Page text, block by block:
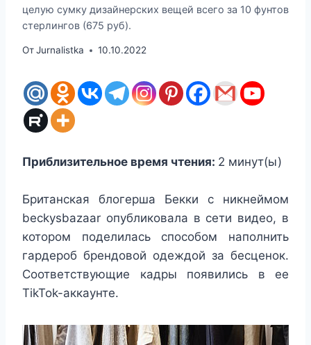
целую сумку дизайнерских вещей всего за 10 фунтов
стерлингов (675 руб).
ОтJurnalistka 10.10.2022
Приблизительное время чтения: 2 минут(ы)
Британская блогерша Бекки с никнеймом
beckysbazaar опубликовала в сети видео, в
котором поделилась способом наполнить
гардероб брендовой одеждой за бесценок.
Соответствующие кадры появились в ее
TikTok-аккаунте.